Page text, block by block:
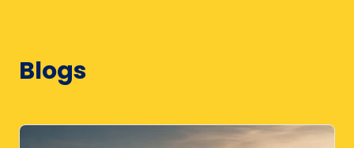
Blogs